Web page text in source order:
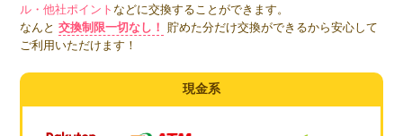
ル・他社ポイントなどに交換することができます。
なんと 交換制限一切なし！
貯めた分だけ交換ができるから安心して
ご利用いただけます！
現金系